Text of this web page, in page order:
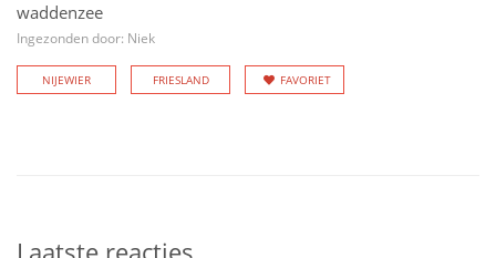
waddenzee
Ingezonden door: Niek
NIJEWIER FRIESLAND FAVORIET
Laatste reacties